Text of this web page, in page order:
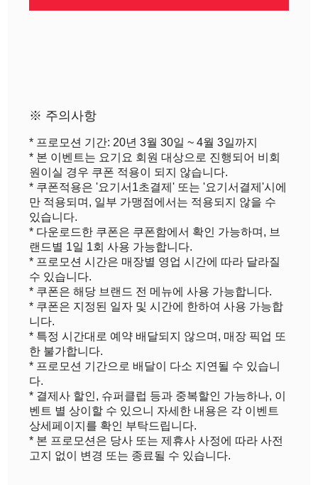
※ 주의사항
* 프로모션 기간: 20년 3월 30일 ~ 4월 3일까지
* 본 이벤트는 요기요 회원 대상으로 진행되어 비회
원이실 경우 쿠폰 적용이 되지 않습니다.
* 쿠폰적용은 '요기서1초결제' 또는 '요기서결제'시에
만 적용되며, 일부 가맹점에서는 적용되지 않을 수
있습니다.
* 다운로드한 쿠폰은 쿠폰함에서 확인 가능하며, 브
랜드별 1일 1회 사용 가능합니다.
* 프로모션 시간은 매장별 영업 시간에 따라 달라질
수 있습니다.
* 쿠폰은 해당 브랜드 전 메뉴에 사용 가능합니다.
* 쿠폰은 지정된 일자 및 시간에 한하여 사용 가능합
니다.
* 특정 시간대로 예약 배달되지 않으며, 매장 픽업 또
한 불가합니다.
* 프로모션 기간으로 배달이 다소 지연될 수 있습니
다.
* 결제사 할인, 슈퍼클럽 등과 중복할인 가능하나, 이
벤트 별 상이할 수 있으니 자세한 내용은 각 이벤트
상세페이지를 확인 부탁드립니다.
* 본 프로모션은 당사 또는 제휴사 사정에 따라 사전
고지 없이 변경 또는 종료될 수 있습니다.